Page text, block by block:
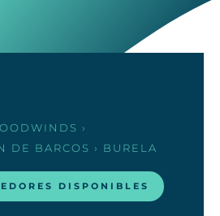
›
DE BARCOS › BURELA
DISPONIBLES